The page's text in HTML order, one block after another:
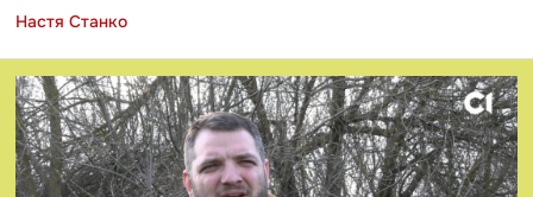
Настя Станко